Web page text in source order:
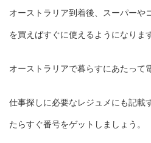
オーストラリア到着後、スーパーや
を買えばすぐに使えるようになります
オーストラリアで暮らすにあたって
仕事探しに必要なレジュメにも記載
たらすぐ番号をゲットしましょう。